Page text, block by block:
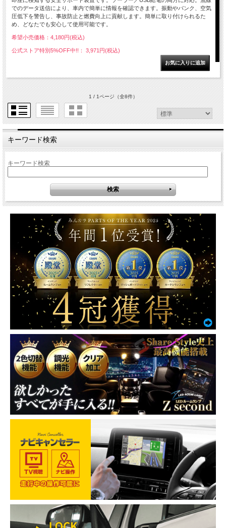
でのデータ送信により、車内で簡単に情報を確認できます。振動やパンク、空気
圧低下を警告し、事故防止と燃費向上に貢献します。簡単に取り付けられるた
め、どなたでも安心して使用可能です。
希望小売価格：4,180円(税込)
公式ストア特別5%OFF中!!： 3,971円(税込)
1 / 1ページ（全8件）
キーワード検索
キーワード検索